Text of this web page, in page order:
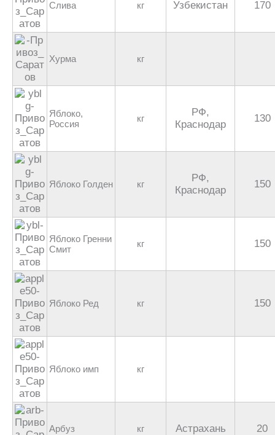
Слива кг Узбекистан 170
Хурма кг
Яблоко,
Россия
кг
РФ,
Краснодар
130
Яблоко Голден кг
РФ,
Краснодар
150
Яблоко Гренни
Смит
кг 150
Яблоко Ред кг 150
Яблоко имп кг
Арбуз кг Астрахань 20